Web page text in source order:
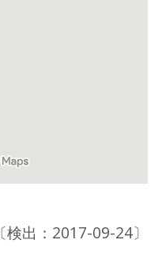
〔検出：2017-09-24〕